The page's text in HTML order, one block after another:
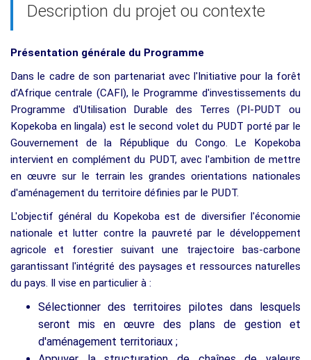
Description du projet ou contexte
Présentation générale du Programme
Dans le cadre de son partenariat avec l'Initiative pour la forêt
d'Afrique centrale (CAFI), le Programme d'investissements du
Programme d'Utilisation Durable des Terres (PI-PUDT ou
Kopekoba en lingala) est le second volet du PUDT porté par le
Gouvernement de la République du Congo. Le Kopekoba
intervient en complément du PUDT, avec l'ambition de mettre
en œuvre sur le terrain les grandes orientations nationales
d'aménagement du territoire définies par le PUDT.
L'objectif général du Kopekoba est de diversifier l'économie
nationale et lutter contre la pauvreté par le développement
agricole et forestier suivant une trajectoire bas-carbone
garantissant l'intégrité des paysages et ressources naturelles
du pays. Il vise en particulier à :
Sélectionner des territoires pilotes dans lesquels
seront mis en œuvre des plans de gestion et
d'aménagement territoriaux ;